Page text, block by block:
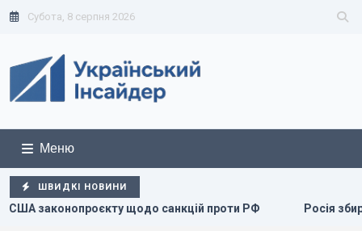
Субота, 8 серпня 2026
Меню
ШВИДКІ НОВИНИ
санкцій проти РФ Росія збирається остаточно